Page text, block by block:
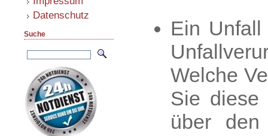
Datenschutz
Suche
Ein
Welche
Sie diese
über den